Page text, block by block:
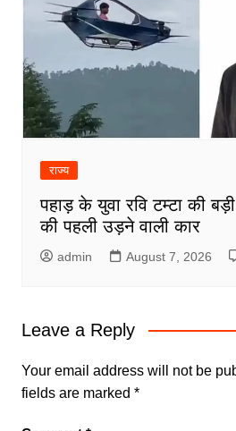
राज्य
पहाड़ के युवा रवि टम्टा की
की पहली उड़ने वाली कार
admin August 7, 2026
Leave a Reply
Your email address will not be
fields are marked *